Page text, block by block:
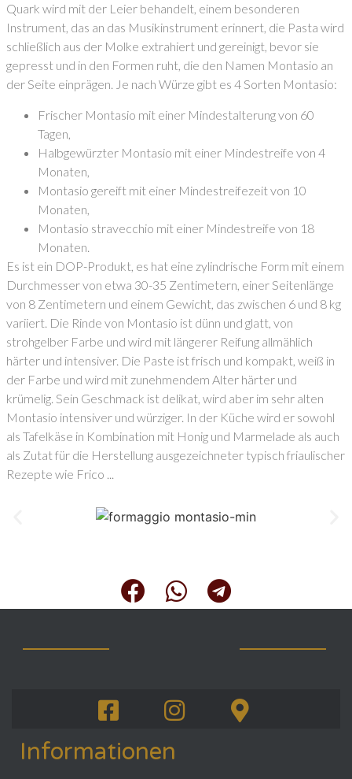
Quark wird mit der Leier behandelt, einem besonderen
Instrument, das an das Musikinstrument erinnert, die Pasta wird
schließlich aus der Molke extrahiert und gereinigt, bevor sie
gepresst und in den Formen ruht, die den Namen Montasio an
der Seite einprägen. Je nach Würze gibt es 4 Sorten Montasio:
Frischer Montasio mit einer Mindestalterung von 60
Tagen,
Halbgewürzter Montasio mit einer Mindestreife von 4
Monaten,
Montasio gereift mit einer Mindestreifezeit von 10
Monaten,
Montasio stravecchio mit einer Mindestreife von 18
Monaten.
Es ist ein DOP-Produkt, es hat eine zylindrische Form mit einem
Durchmesser von etwa 30-35 Zentimetern, einer Seitenlänge
von 8 Zentimetern und einem Gewicht, das zwischen 6 und 8 kg
variiert. Die Rinde von Montasio ist dünn und glatt, von
strohgelber Farbe und wird mit längerer Reifung allmählich
härter und intensiver. Die Paste ist frisch und kompakt, weiß in
der Farbe und wird mit zunehmendem Alter härter und
krümelig. Sein Geschmack ist delikat, wird aber im sehr alten
Montasio intensiver und würziger. In der Küche wird er sowohl
als Tafelkäse in Kombination mit Honig und Marmelade als auch
als Zutat für die Herstellung ausgezeichneter typisch friaulischer
Rezepte wie Frico ...
Informationen